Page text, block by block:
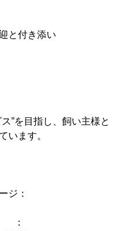
と付き添い
”を目指し、飼い主様と
います。
ジ：